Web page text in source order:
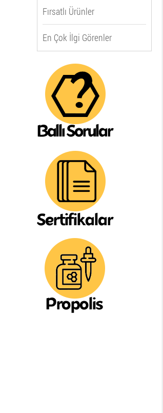
Fırsatlı Ürünler
En Çok İlgi Görenler